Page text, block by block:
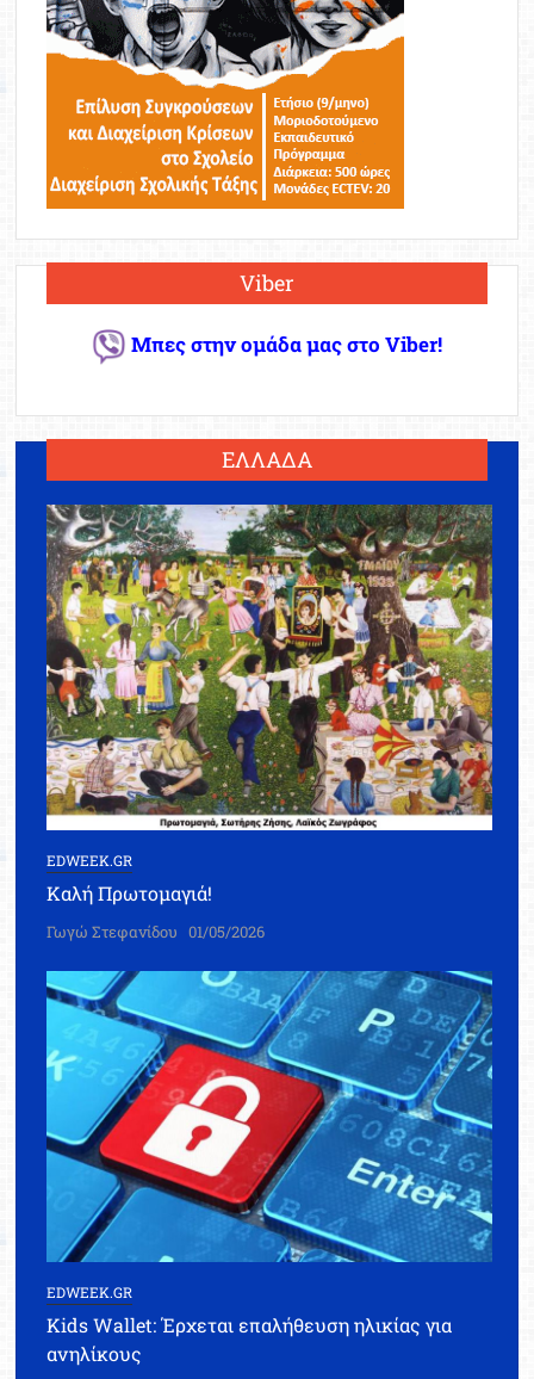
Viber
Μπες στην ομάδα μας στο Viber!
ΕΛΛΑΔΑ
EDWEEK.GR
Καλή Πρωτομαγιά!
Γωγώ Στεφανίδου 01/05/2026
EDWEEK.GR
Kids Wallet: Έρχεται επαλήθευση ηλικίας για
ανηλίκους